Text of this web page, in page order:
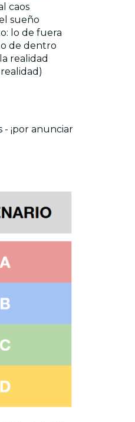
caos
sueño
lo de fuera
de dentro
realidad
¡por anunciar